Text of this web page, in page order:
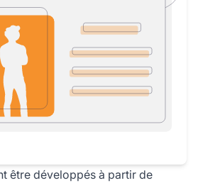
être développés à partir de